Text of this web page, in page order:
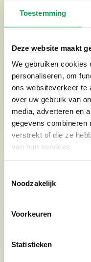
Toestemming
Deze website maakt
We gebruiken cookies
personaliseren, om
ons websiteverkeer te
over uw gebruik van
media, adverteren en
gegevens combineren
verstrekt of die ze
van hun services.
Noodzakelijk
Voorkeuren
Statistieken
Schöne